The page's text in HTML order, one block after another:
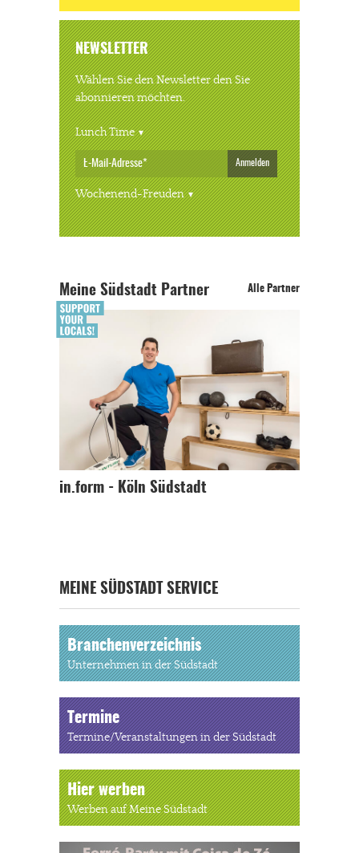
NEWSLETTER
Wählen Sie den Newsletter den Sie
abonnieren möchten.
Lunch Time
Anmelden
Wochenend-Freuden
Meine Südstadt Partner Alle Partner
in.form - Köln Südstadt
MEINE SÜDSTADT SERVICE
Branchenverzeichnis
Unternehmen in der Südstadt
Termine
Termine/Veranstaltungen in der Südstadt
Hier werben
Werben auf Meine Südstadt